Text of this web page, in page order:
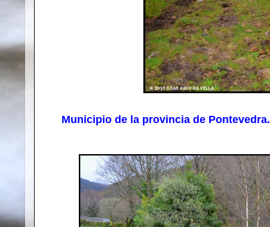
Municipio de la provincia de Pontevedra.